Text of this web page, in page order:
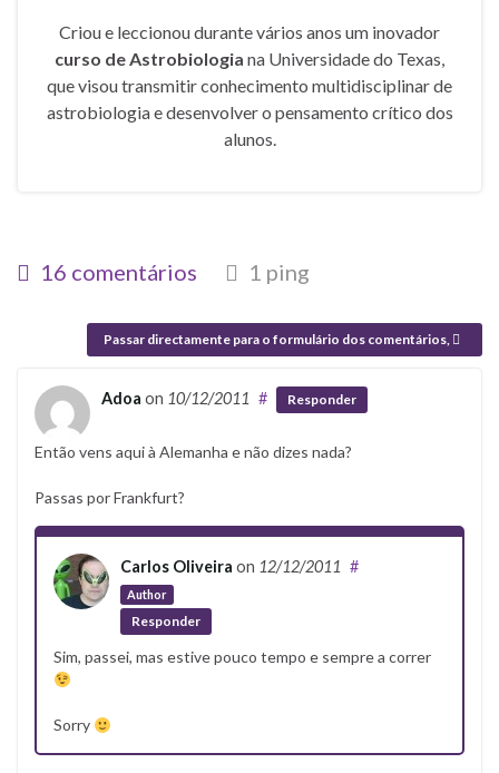
Criou e leccionou durante vários anos um inovador
curso de Astrobiologia na Universidade do Texas,
que visou transmitir conhecimento multidisciplinar de
astrobiologia e desenvolver o pensamento crítico dos
alunos.
16 comentários 1 ping
Passar directamente para o formulário dos comentários,
Adoa on 10/12/2011 # Responder
Então vens aqui à Alemanha e não dizes nada?
Passas por Frankfurt?
Carlos Oliveira on 12/12/2011
Author
#
Responder
Sim, passei, mas estive pouco tempo e sempre a correr
Sorry